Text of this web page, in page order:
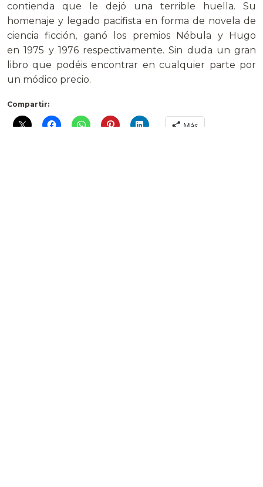
contienda que le dejó una terrible huella. Su
homenaje y legado pacifista en forma de novela de
ciencia ficción, ganó los premios Nébula y Hugo
en 1975 y 1976 respectivamente. Sin duda un gran
libro que podéis encontrar en cualquier parte por
un módico precio.
Compartir:
Más